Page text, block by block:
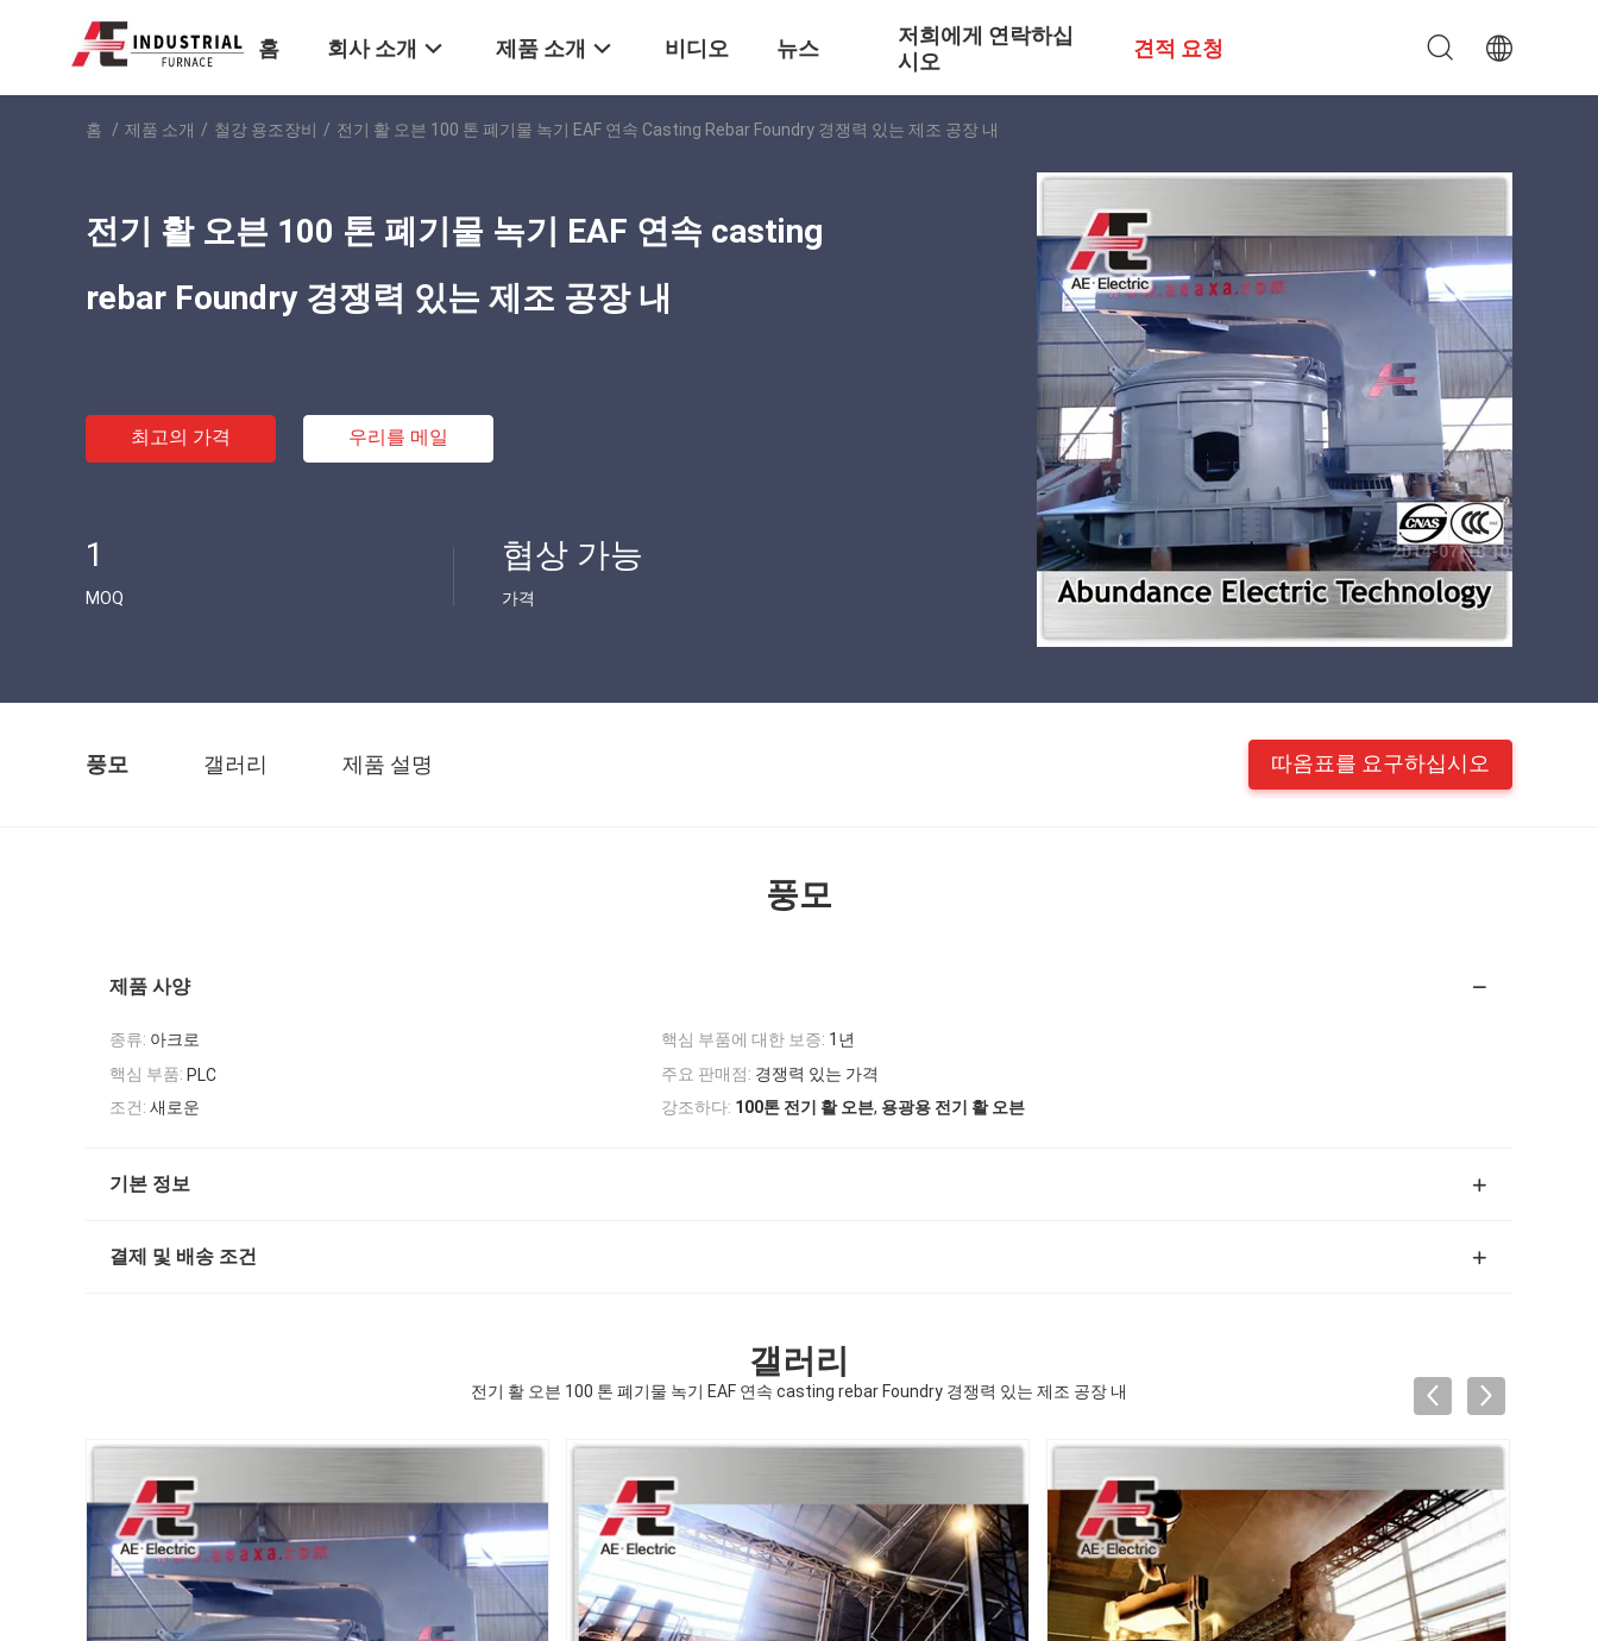
홈 회사 소개 제품 소개 비디오 뉴스
저희에게 연락하십
시오
견적 요청
홈 / 제품 소개 / 철강 용조장비 / 전기 활 오븐 100 톤 폐기물 녹기 EAF 연속 Casting Rebar Foundry 경쟁력 있는 제조 공장 내
전기 활 오븐 100 톤 폐기물 녹기 EAF 연속 casting
rebar Foundry 경쟁력 있는 제조 공장 내
최고의 가격 우리를 메일
1
MOQ
협상 가능
가격
풍모 갤러리 제품 설명 따옴표를 요구하십시오
풍모
제품 사양
종류: 아크로 핵심 부품에 대한 보증: 1년
핵심 부품: PLC 주요 판매점: 경쟁력 있는 가격
조건: 새로운 강조하다: 100톤 전기 활 오븐, 용광용 전기 활 오븐
기본 정보
결제 및 배송 조건
갤러리
전기 활 오븐 100 톤 폐기물 녹기 EAF 연속 casting rebar Foundry 경쟁력 있는 제조 공장 내